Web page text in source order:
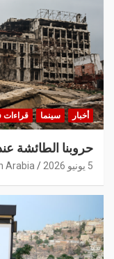
أخبار سينما قراءات
حروبنا الطائشة
5 يونيو 2026 Arabia